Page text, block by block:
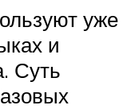
уже
и
Суть